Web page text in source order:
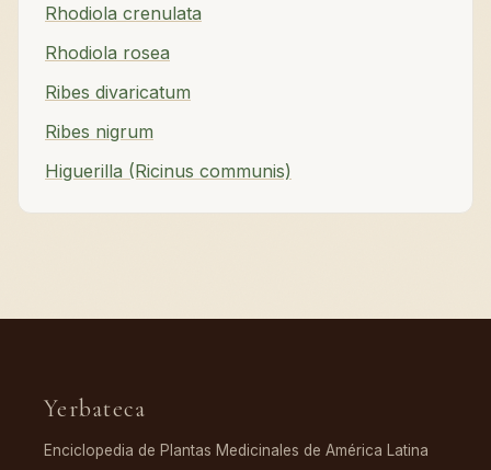
Rhodiola crenulata
Rhodiola rosea
Ribes divaricatum
Ribes nigrum
Higuerilla (Ricinus communis)
Yerbateca
Enciclopedia de Plantas Medicinales de América Latina